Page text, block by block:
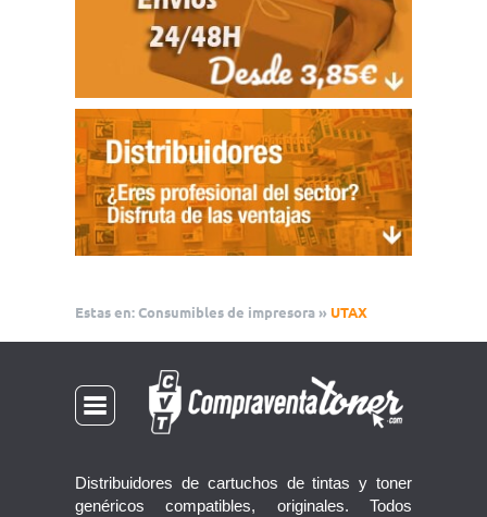
Estas en: Consumibles de impresora » UTAX
Distribuidores de cartuchos de tintas y toner
genéricos compatibles, originales. Todos